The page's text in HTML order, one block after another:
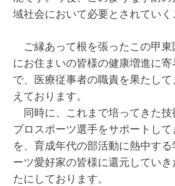
域社会において必要とされていく
ご縁あって根を張ったこの甲東
にお住まいの皆様の健康増進に寄
で、医療従事者の職責を果たし
えております。
同時に、これまで培ってきた技
プロスポーツ選手をサポートし
を、育成年代の部活動に熱中す
ーツ愛好家の皆様に還元してい
たにしております。